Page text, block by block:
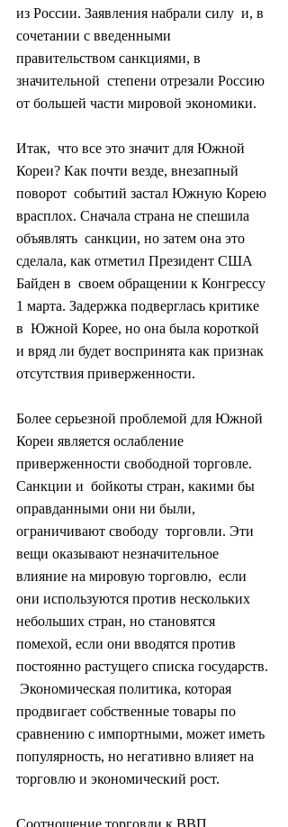
из России. Заявления набрали силу  и, в
сочетании с введенными
правительством санкциями, в
значительной  степени отрезали Россию
от большей части мировой экономики.
Итак,  что все это значит для Южной
Кореи? Как почти везде, внезапный
поворот  событий застал Южную Корею
врасплох. Сначала страна не спешила
объявлять  санкции, но затем она это
сделала, как отметил Президент США
Байден в  своем обращении к Конгрессу
1 марта. Задержка подверглась критике
в  Южной Корее, но она была короткой
и вряд ли будет воспринята как признак
отсутствия приверженности.
Более серьезной проблемой для Южной
Кореи является ослабление
приверженности свободной торговле.
Санкции и  бойкоты стран, какими бы
оправданными они ни были,
ограничивают свободу  торговли. Эти
вещи оказывают незначительное
влияние на мировую торговлю,  если
они используются против нескольких
небольших стран, но становятся
помехой, если они вводятся против
постоянно растущего списка государств.
Экономическая политика, которая
продвигает собственные товары по
сравнению с импортными, может иметь
популярность, но негативно влияет на
торговлю и экономический рост.